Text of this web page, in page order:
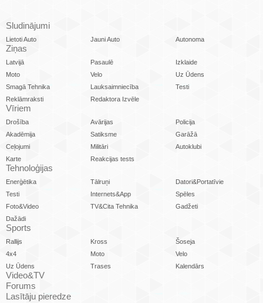
Sludinājumi
Lietoti Auto Jauni Auto Autonoma
Ziņas
Latvijā Pasaulē
Izklaide
Moto
Velo
Uz Ūdens
Smagā Tehnika
Lauksaimniecība
Testi
Reklāmraksti
Redaktora Izvēle
Vīriem
Drošība Avārijas
Policija
Akadēmija
Satiksme
Garāžā
Ceļojumi
Militāri
Autoklubi
Karte
Reakcijas tests
Tehnoloģijas
Enerģētika Tālruņi
Datori&Portatīvie
Testi
Internets&App
Spēles
Foto&Video
TV&Cita Tehnika
Gadžeti
Dažādi
Sports
Rallijs Kross
Šoseja
4x4
Moto
Velo
Uz Ūdens
Trases Kalendārs
Video&TV
Forums
Lasītāju pieredze